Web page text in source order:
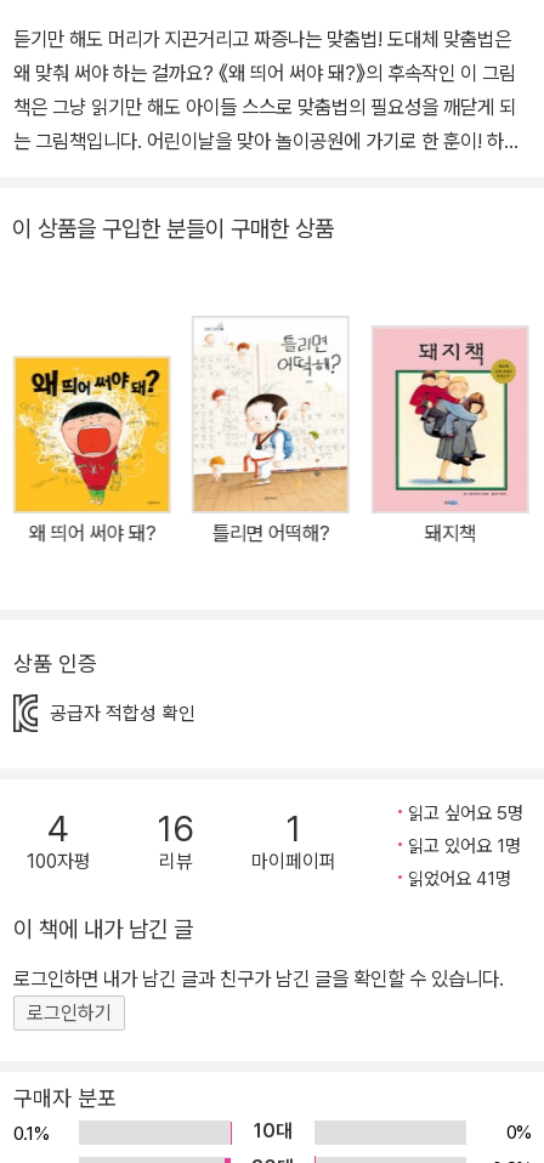
듣기만 해도 머리가 지끈거리고 짜증나는 맞춤법! 도대체 맞춤법은
왜 맞춰 써야 하는 걸까요? 《왜 띄어 써야 돼?》의 후속작인 이 그림
책은 그냥 읽기만 해도 아이들 스스로 맞춤법의 필요성을 깨닫게 되
는 그림책입니다. 어린이날을 맞아 놀이공원에 가기로 한 훈이! 하지
빠, 동생에게 프로레슬링 기술을 발휘하는 엄마, 끝없이 일하고 절하
되어버리는 판타지를 통해 맞춤법의 필요성을 자연스럽게 이야기합
니다. 무엇보다 요즘처럼 줄임말이나 신조어가 자주 사용되는 혼란스
러운 언어 환경 속에서 아이들의 바른 언어 습관과 글쓰기 습관을 위
해 꼭 필요한 그림책이지요. 딱딱하고 어려운 맞춤법 설명이나 부모
의 잔소리에서 벗어나 아이들 스스로 맞춤법의 중요성을 깨닫게 해
주세요! “이렇게 웃기고 재미있는 그림책은 처음 봤어요!” 생활 속에
서 건져낸 놀라운 상상력으로 웃음이 뻥 터지게 만드는 그림책! 맞춤
법을 잘못 쓴 훈이 덕분에 아빠가 벽에 못처럼 박혀 버리는 상상을 한
춤법 때문에 글쓰기가 무척 힘들었다고 회상합니다. 이런 경험을 바
아들일 수 있는 이야기를 떠올리게 되었지요. 맞춤법에 맞지 않게 쓴
로 쓰는 순간, 훈이는 끊임없이 일하고, 절하고를 반복하지요. 결국 집
안을 반들반들하게 청소하는 훈이의 얼굴은 땀으로 뒤범벅이 되고,
그 모습을 보는 독자들은 배를 움켜쥐지 않을 수 없습니다. 이 책은 2
016년에 처음 나왔고 2017년에 그림의 일부를 수정하고 보완하여
은 독자들에게 ‘웃음이 저절로 나오는 즐거운 책’이란 찬사를 받았었
지요. 박규빈 작가는 틀에 갇히지 않은 자유롭고 강렬한 그림과 순수
받고 있습니다. 이 책은 아이들의 눈높이에서 아이들의 일상을 바라
보고 아이들의 생각을 따라가는 그림책입니다. 아이들과 함께 이 그
이 상품을 구입한 분들이 구매한 상품
왜 띄어 써야 돼? 틀리면 어떡해? 돼지책
상품 인증
공급자 적합성 확인
4
100자평
16
리뷰
1
마이페이퍼
읽고 싶어요 5명
읽고 있어요 1명
읽었어요 41명
이 책에 내가 남긴 글
로그인하면 내가 남긴 글과 친구가 남긴 글을 확인할 수 있습니다.
로그인하기
구매자 분포
0.1% 10대
0%